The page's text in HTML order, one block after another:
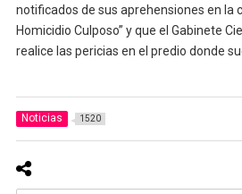
notificados de sus aprehensiones en la
Homicidio Culposo” y que el Gabinete
realice las pericias en el predio donde
Noticias 1520